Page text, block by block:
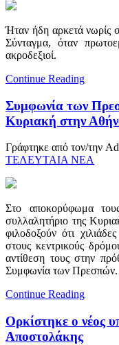
Ήταν ήδη αρκετά νωρίς
Σύνταγμα, όταν
ακροδεξιοί.
Continue Reading
Συμφωνία των
Κυριακή στην
Γράφτηκε από τον/την
ΤΕΛΕΥΤΑΙΑ ΝΕΑ
Στο αποκορύφωμα
συλλαλητήριο της
φιλοδοξούν ότι
στους κεντρικούς
αντίθεση τους στην
Συμφωνία των Πρεσπών.
Continue Reading
Ορκίστηκε ο νέος
Αποστολάκης